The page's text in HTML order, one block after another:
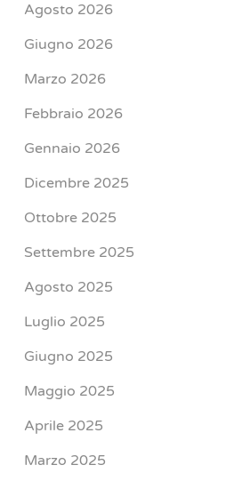
Agosto 2026
Giugno 2026
Marzo 2026
Febbraio 2026
Gennaio 2026
Dicembre 2025
Ottobre 2025
Settembre 2025
Agosto 2025
Luglio 2025
Giugno 2025
Maggio 2025
Aprile 2025
Marzo 2025